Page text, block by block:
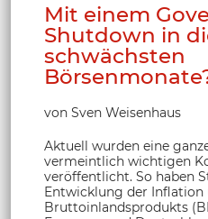
Mit einem
Shutdown in
schwächsten
von Sven Weisenhaus
Aktuell wurden eine
vermeintlich wichtigen
veröffentlicht. So haben
Entwicklung der Inflation
Bruttoinlandsprodukts